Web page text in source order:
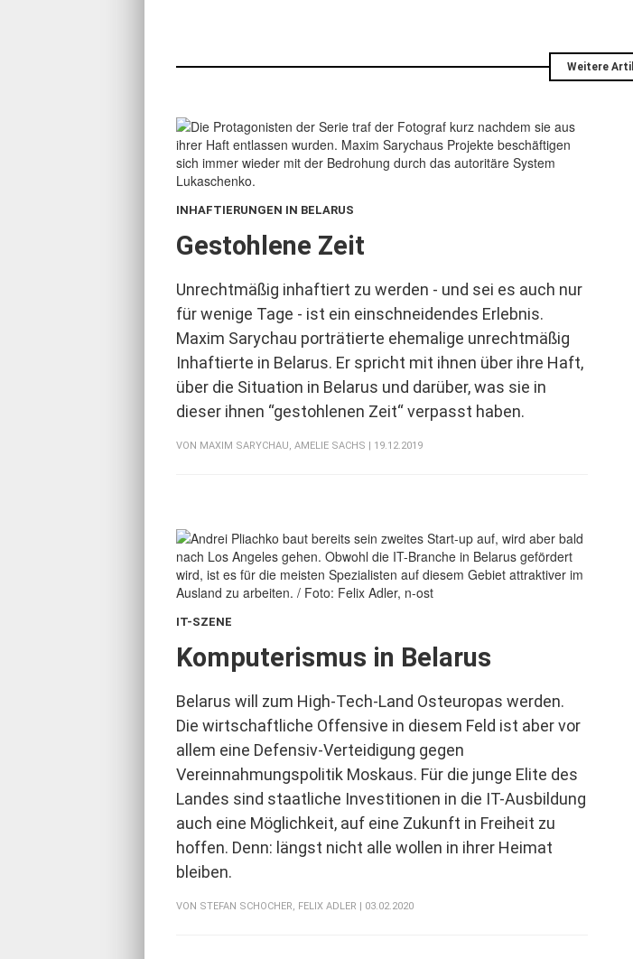
Weitere
INHAFTIERUNGEN IN BELARUS
Gestohlene Zeit
Unrechtmäßig inhaftiert zu werden - und sei es auch nur
für wenige Tage - ist ein einschneidendes Erlebnis.
Maxim Sarychau porträtierte ehemalige unrechtmäßig
Inhaftierte in Belarus. Er spricht mit ihnen über ihre Haft,
über die Situation in Belarus und darüber, was sie in
dieser ihnen “gestohlenen Zeit“ verpasst haben.
VON MAXIM SARYCHAU, AMELIE SACHS | 19.12.2019
IT-SZENE
Komputerismus in Belarus
Belarus will zum High-Tech-Land Osteuropas werden.
Die wirtschaftliche Offensive in diesem Feld ist aber vor
allem eine Defensiv-Verteidigung gegen
Vereinnahmungspolitik Moskaus. Für die junge Elite des
Landes sind staatliche Investitionen in die IT-Ausbildung
auch eine Möglichkeit, auf eine Zukunft in Freiheit zu
hoffen. Denn: längst nicht alle wollen in ihrer Heimat
bleiben.
VON STEFAN SCHOCHER, FELIX ADLER | 03.02.2020